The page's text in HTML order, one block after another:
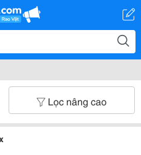
Lọc nâng cao